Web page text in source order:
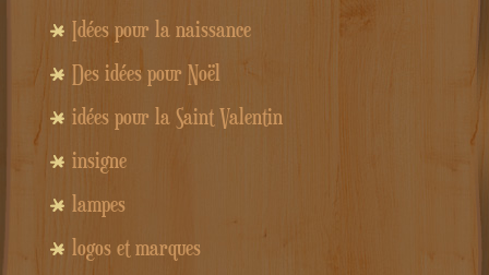
Idées pour la naissance
Des idées pour Noël
idées pour la Saint Valentin
insigne
lampes
logos et marques